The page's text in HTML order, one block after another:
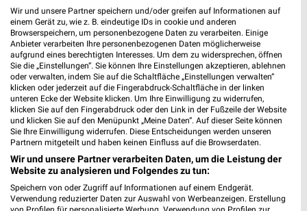
DEICHMANN Verden
Norderstädtischer Markt 4 - 6
27283 Verden
Heute geschlossen
284,83 km
Ahlhorner Straße 66
27793 Wildeshausen
Heute
geschlossen
Wir und unsere Partner speichern und/oder greifen auf Informationen auf
einem Gerät zu, wie z. B. eindeutige IDs in cookie und anderen
Browserspeichern, um personenbezogene Daten zu verarbeiten. Einige
Anbieter verarbeiten Ihre personenbezogenen Daten möglicherweise
aufgrund eines berechtigten Interesses. Um dem zu widersprechen, öffnen
Sie die „Einstellungen“. Sie können Ihre Einstellungen akzeptieren, ablehnen
oder verwalten, indem Sie auf die Schaltfläche „Einstellungen verwalten“
klicken oder jederzeit auf die Fingerabdruck-Schaltfläche in der linken
unteren Ecke der Website klicken. Um Ihre Einwilligung zu widerrufen,
klicken Sie auf den Fingerabdruck oder den Link in der Fußzeile der Website
und klicken Sie auf den Menüpunkt „Meine Daten“. Auf dieser Seite können
Sie Ihre Einwilligung widerrufen. Diese Entscheidungen werden unseren
Partnern mitgeteilt und haben keinen Einfluss auf die Browserdaten.
Wir und unsere Partner verarbeiten Daten, um die Leistung der
Website zu analysieren und Folgendes zu tun:
Speichern von oder Zugriff auf Informationen auf einem Endgerät.
Verwendung reduzierter Daten zur Auswahl von Werbeanzeigen. Erstellung